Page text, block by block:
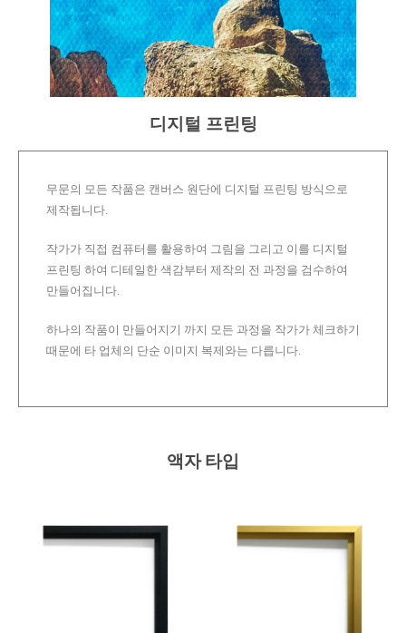
디지털 프린팅
무문의 모든 작품은 캔버스 원단에 디지털 프린팅 방식으로
제작됩니다.
작가가 직접 컴퓨터를 활용하여 그림을 그리고 이를 디지털
프린팅 하여 디테일한 색감부터 제작의 전 과정을 검수하여
만들어집니다.
하나의 작품이 만들어지기 까지 모든 과정을 작가가 체크하기
때문에 타 업체의 단순 이미지 복제와는 다릅니다.
액자 타입